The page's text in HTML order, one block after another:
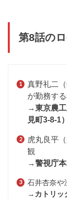
第8話の
真野礼二
が勤務す
→東京農
見町3-8-1）
虎丸良平
観
→警視庁
石井杏奈や
→ カトリッ